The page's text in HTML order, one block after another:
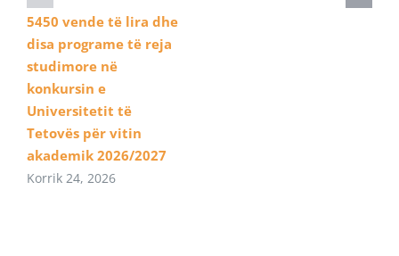
5450 vende të lira dhe
disa programe të reja
studimore në
konkursin e
Universitetit të
Tetovës për vitin
akademik 2026/2027
Korrik 24, 2026